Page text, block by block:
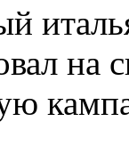
на